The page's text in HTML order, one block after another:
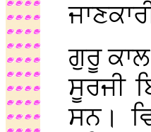
ਗੁਰੂ
ਸੂਰਜੀ
ਸਨ।